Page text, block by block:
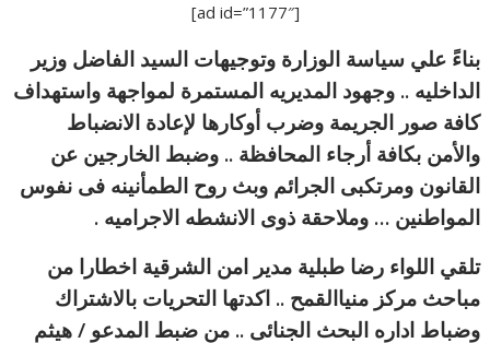
[ad id=”1177″]
بناءً علي سياسة الوزارة وتوجيهات السيد الفاضل وزير
الداخليه .. وجهود المديريه المستمرة لمواجهة واستهداف
كافة صور الجريمة وضرب أوكارها لإعادة الانضباط
والأمن بكافة أرجاء المحافظة .. وضبط الخارجين عن
القانون ومرتكبى الجرائم وبث روح الطمأنينه فى نفوس
المواطنين … وملاحقة ذوى الانشطه الاجراميه .
تلقي اللواء رضا طبلية مدير امن الشرقية اخطارا من
مباحث مركز منياالقمح .. اكدتها التحريات بالاشتراك
وضباط اداره البحث الجنائى .. من ضبط المدعو / هيثم